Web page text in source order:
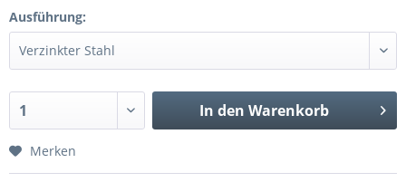
Ausführung:
In den Warenkorb
Merken